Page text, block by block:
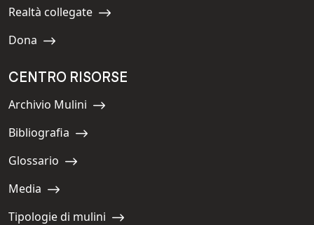
Navigate to:
Realtà collegate
Navigate to:
Dona
CENTRO RISORSE
Navigate to:
Archivio Mulini
Navigate to:
Bibliografia
Navigate to:
Glossario
Navigate to:
Media
Tipologie di mulini